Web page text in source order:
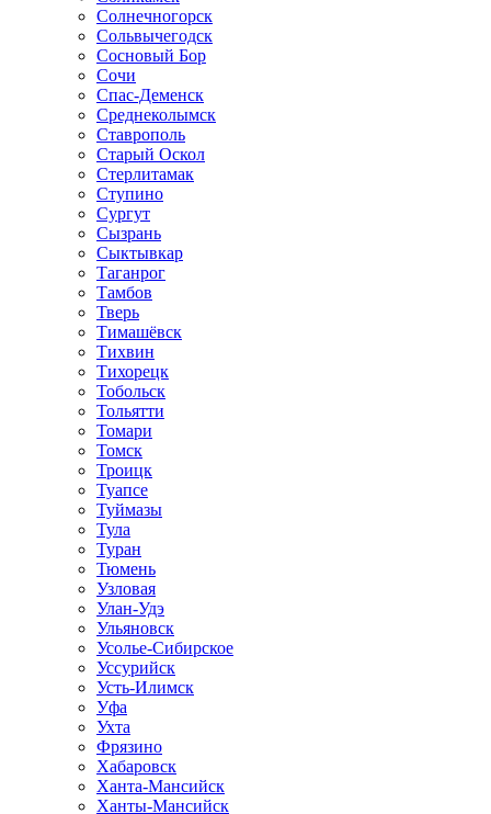
Солнечногорск
Сольвычегодск
Сосновый Бор
Сочи
Спас-Деменск
Среднеколымск
Ставрополь
Старый Оскол
Стерлитамак
Ступино
Сургут
Сызрань
Сыктывкар
Таганрог
Тамбов
Тверь
Тимашёвск
Тихвин
Тихорецк
Тобольск
Тольятти
Томари
Томск
Троицк
Туапсе
Туймазы
Тула
Туран
Тюмень
Узловая
Улан-Удэ
Ульяновск
Усолье-Сибирское
Уссурийск
Усть-Илимск
Уфа
Ухта
Фрязино
Хабаровск
Ханта-Мансийск
Ханты-Мансийск